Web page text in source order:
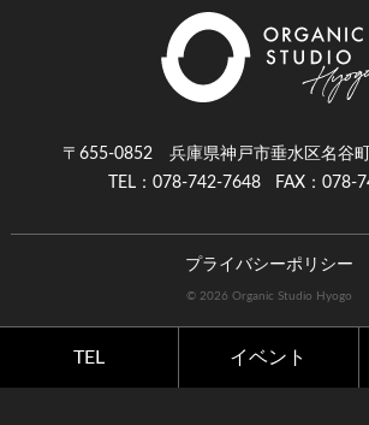
〒655-0852 兵庫県神戸市垂水区名谷
TEL：078-742-7648
FAX：078-
プライバシーポリシー
© 2026 Organic Studio Hyogo
TEL イベント